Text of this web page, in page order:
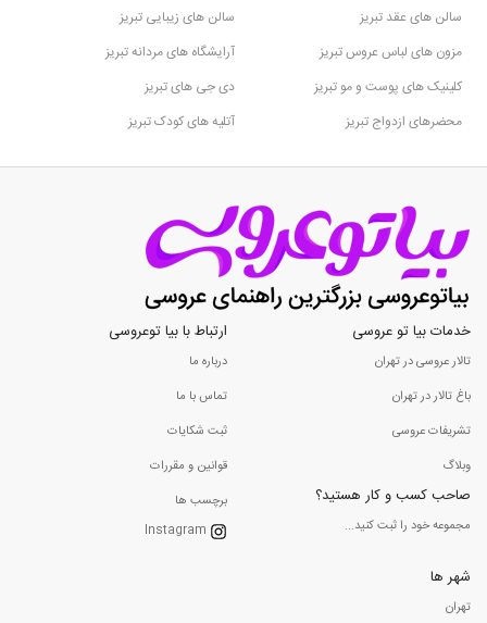
سالن های عقد تبریز
سالن های زیبایی تبریز
مزون های لباس عروس تبریز
آرایشگاه های مردانه تبریز
کلینیک های پوست و مو تبریز
دی جی های تبریز
محضرهای ازدواج تبریز
آتلیه های کودک تبریز
خدمات بیا تو عروسی
تالار عروسی در تهران
باغ تالار در تهران
تشریفات عروسی
وبلاگ
صاحب کسب و کار هستید؟
مجموعه خود را ثبت کنید...
ارتباط با بیا توعروسی
درباره ما
تماس با ما
ثبت شکایات
قوانین و مقررات
برچسب ها
Instagram
شهر ها
تهران